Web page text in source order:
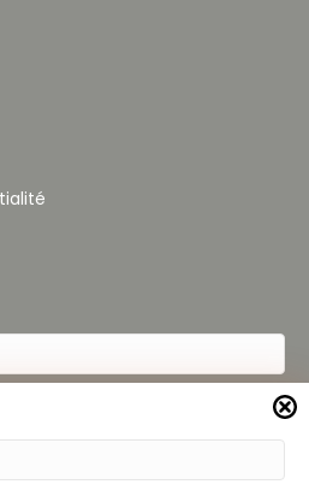
j'accepte de recevoir la
reconnais avoir